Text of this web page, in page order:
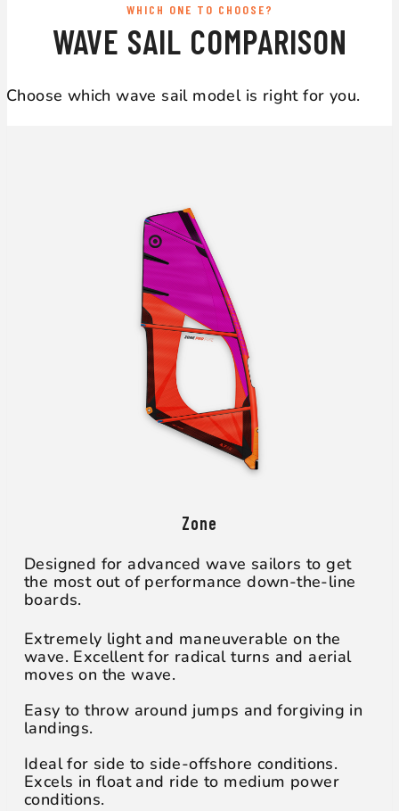
WHICH ONE TO CHOOSE?
WAVE SAIL COMPARISON
Choose which wave sail model is right for you.
Zone
Designed for advanced wave sailors to get
the most out of performance down-the-line
boards.
Extremely light and maneuverable on the
wave. Excellent for radical turns and aerial
moves on the wave.
Easy to throw around jumps and forgiving in
landings.
Ideal for side to side-offshore conditions.
Excels in float and ride to medium power
conditions.